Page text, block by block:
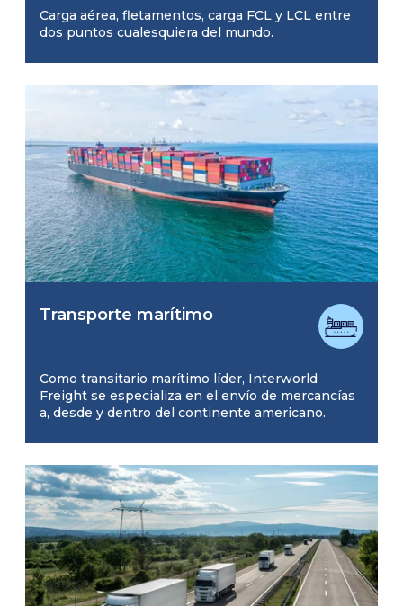
Carga aérea, fletamentos, carga FCL y LCL entre
dos puntos cualesquiera del mundo.
Transporte marítimo
Como transitario marítimo líder, Interworld
Freight se especializa en el envío de mercancías
a, desde y dentro del continente americano.